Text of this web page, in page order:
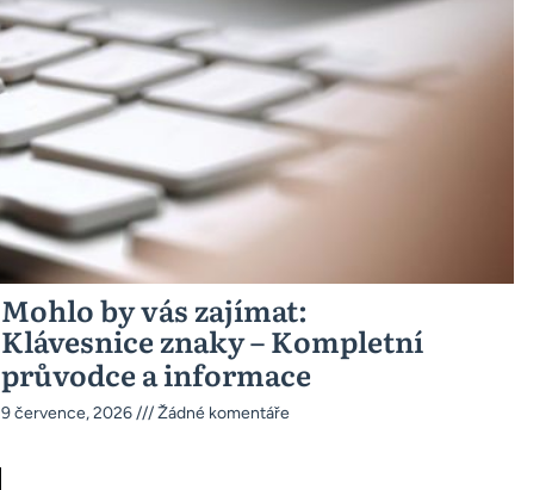
Mohlo by vás zajímat:
Klávesnice znaky – Kompletní
průvodce a informace
9 července, 2026 Žádné komentáře